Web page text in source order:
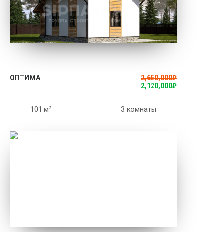
ОПТИМА 2,650,000₽
2,120,000₽
101 м² 3 комнаты